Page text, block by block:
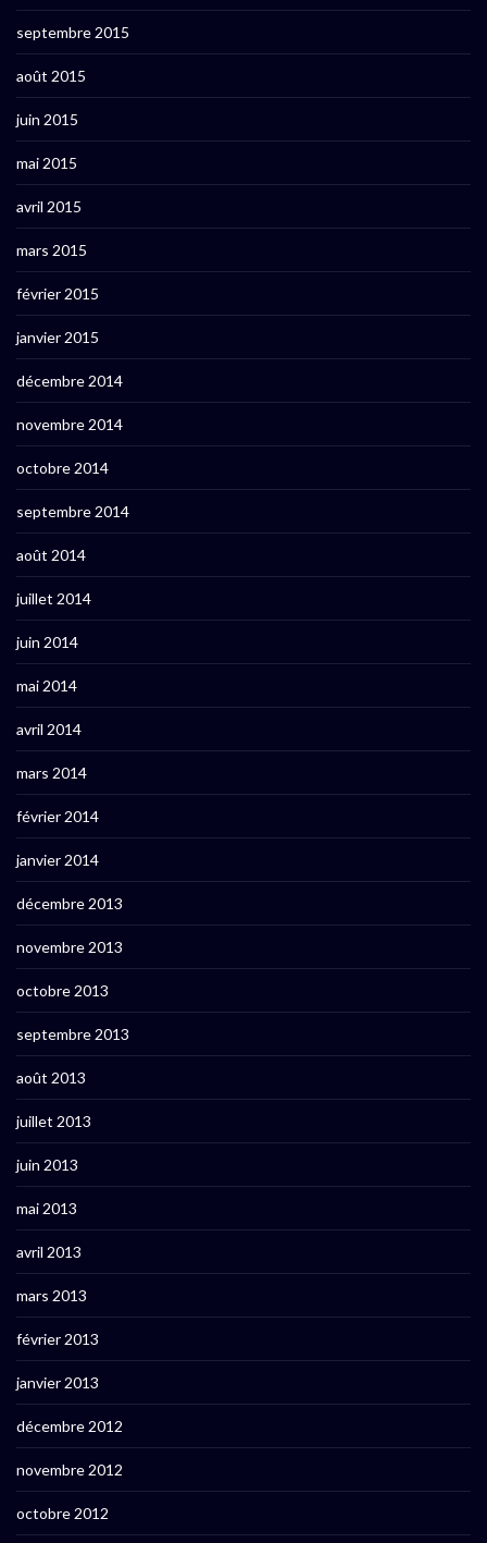
septembre 2015
août 2015
juin 2015
mai 2015
avril 2015
mars 2015
février 2015
janvier 2015
décembre 2014
novembre 2014
octobre 2014
septembre 2014
août 2014
juillet 2014
juin 2014
mai 2014
avril 2014
mars 2014
février 2014
janvier 2014
décembre 2013
novembre 2013
octobre 2013
septembre 2013
août 2013
juillet 2013
juin 2013
mai 2013
avril 2013
mars 2013
février 2013
janvier 2013
décembre 2012
novembre 2012
octobre 2012